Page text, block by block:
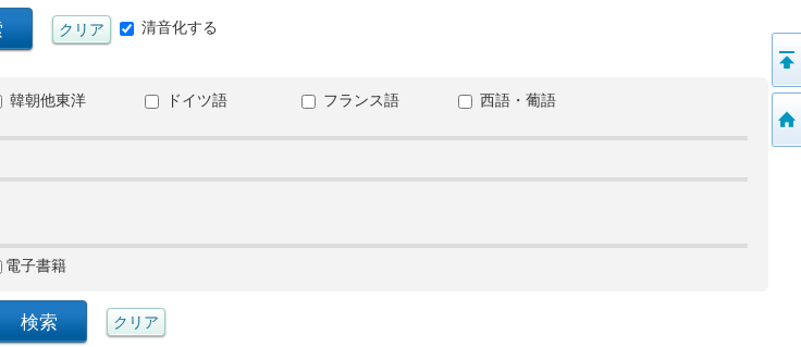
清音化する
韓朝他東洋 ドイツ語 フランス語
西語・葡語
電子書籍